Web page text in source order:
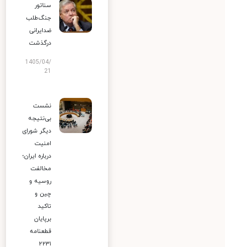
سناتور
جنگ‌طلب
ضدایرانی
درگذشت
1405/04/
نشست
بی‌نتیجه
دیگر شورای
امنیت
درباره ایران؛
مخالفت
روسیه و
چین و
تاکید
برپایان
قطعنامه
۲۲۳۱